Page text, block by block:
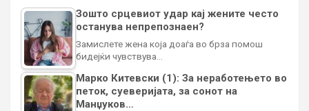
Зошто срцевиот удар кај жените често
останува непрепознаен?
Замислете жена која доаѓа во брза помош
бидејќи чувствува…
Марко Китевски (1): За неработењето во
петок, суеверијата, за сонот на
Манџуков…